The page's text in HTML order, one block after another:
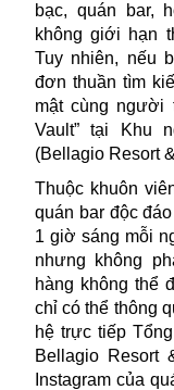
bạc, quán bar,
không giới hạn
Tuy nhiên, nếu
đơn thuần tìm
mật cùng người
Vault” tại
Khu
(Bellagio Resort
Thuộc khuôn
quán bar độc
1 giờ sáng mỗi
nhưng không
hàng không thể
chỉ có thể thông
hệ trực tiếp
Bellagio Resort
Instagram của